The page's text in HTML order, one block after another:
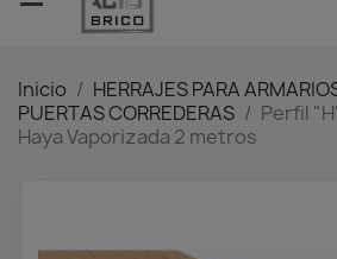
Inicio HERRAJES PARA
PUERTAS CORREDERAS
Perfil
Haya Vaporizada 2 metros